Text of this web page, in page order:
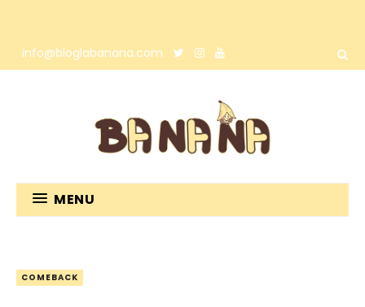
info@bloglabanana.com
MENU
COMEBACK